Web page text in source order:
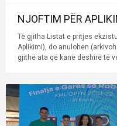
NJOFTIM PËR
Të gjitha Listat e pritjes
Aplikimi), do anulohen
gjithë ata që kanë dëshirë të